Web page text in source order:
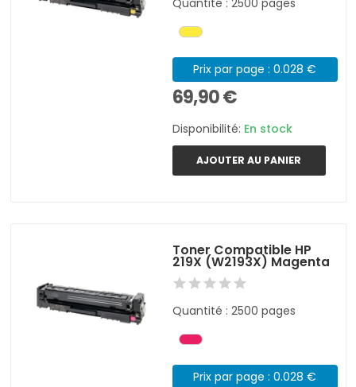
Quantité : 2500 pages
Prix par page : 0.028 €
69,90 €
Disponibilité: En stock
AJOUTER AU PANIER
Toner Compatible HP
219X (W2193X) Magenta
Quantité : 2500 pages
Prix par page : 0.028 €